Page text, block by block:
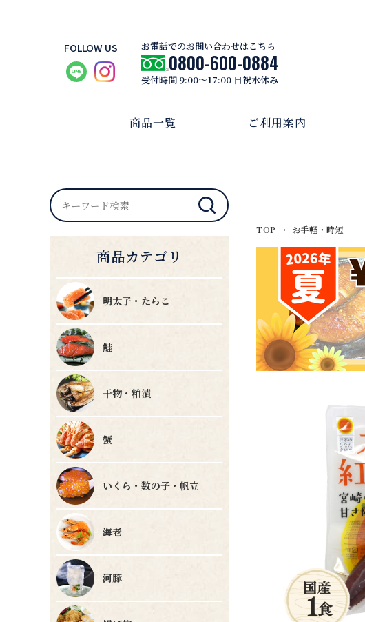
FOLLOW US お電話でのお問い合わせはこちら
0800-600-0884
受付時間 9:00～17:00 日祝水休み
商品一覧 ご利用案内
TOP お手軽・時短
商品カテゴリ
明太子・たらこ
鮭
干物・粕漬
蟹
いくら・数の子・帆立
海老
河豚